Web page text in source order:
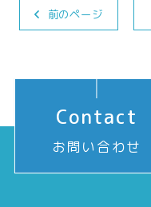
前のページ
Contact
お問い合わせ